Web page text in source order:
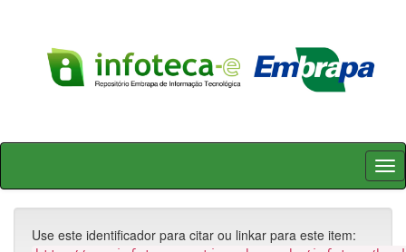
Skip
Use este identificador para citar ou linkar para este item: